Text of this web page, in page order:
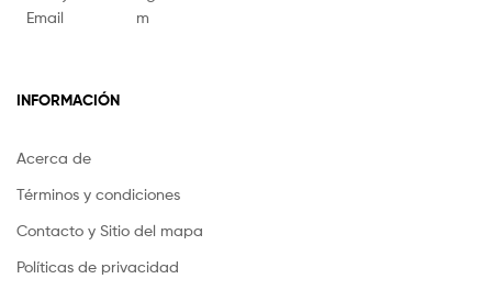
INFORMACIÓN
Acerca de
Términos y condiciones
Contacto y Sitio del mapa
Políticas de privacidad